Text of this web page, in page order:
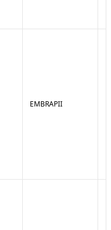
EMBRAPII